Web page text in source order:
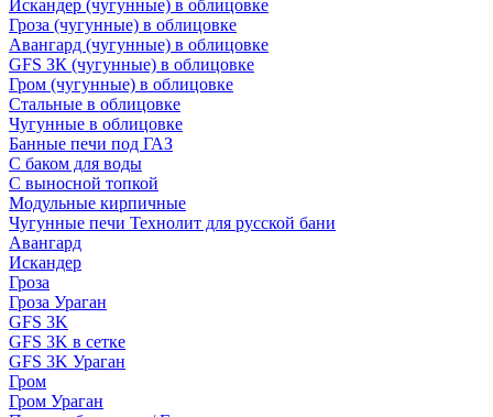
Искандер (чугунные) в облицовке
Гроза (чугунные) в облицовке
Авангард (чугунные) в облицовке
GFS ЗК (чугунные) в облицовке
Гром (чугунные) в облицовке
Стальные в облицовке
Чугунные в облицовке
Банные печи под ГАЗ
С баком для воды
С выносной топкой
Модульные кирпичные
Чугунные печи Технолит для русской бани
Авангард
Искандер
Гроза
Гроза Ураган
GFS 3K
GFS 3K в сетке
GFS 3K Ураган
Гром
Гром Ураган